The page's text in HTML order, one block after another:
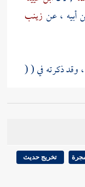
أبيه ، عنزينب
، وقد ذكرته في ( (
عليه وسلم مخنث
تخريج حديث